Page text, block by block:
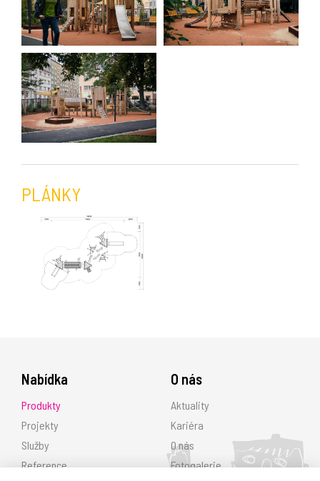
PLÁNKY
Nabídka
Produkty
Projekty
Služby
Reference
O nás
Aktuality
Kariéra
O nás
Fotogalerie